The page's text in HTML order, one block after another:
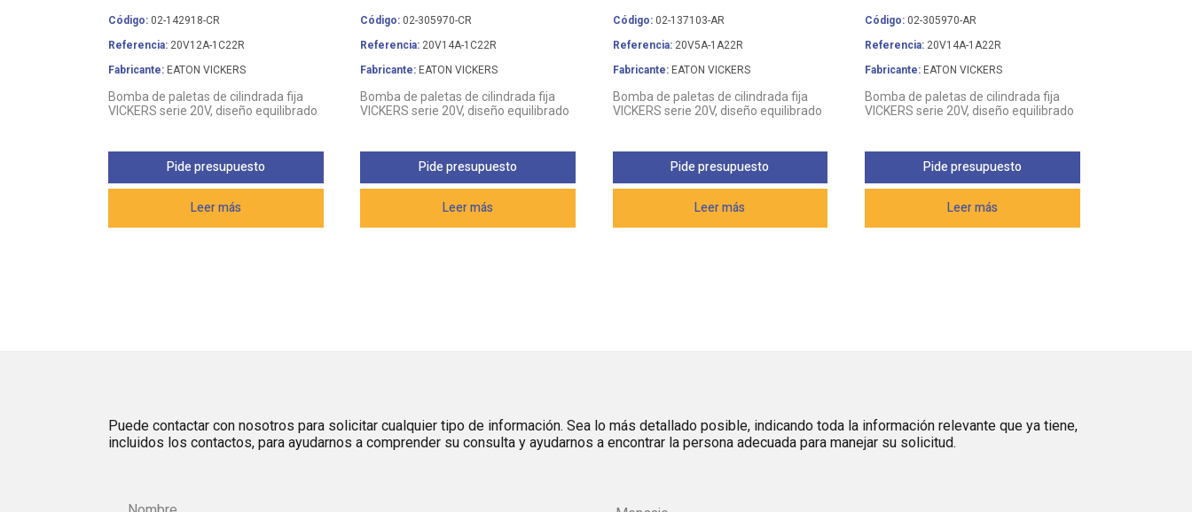
Código: 02-142918-CR
Referencia: 20V12A-1C22R
Fabricante: EATON VICKERS
Bomba de paletas de cilindrada fija
VICKERS serie 20V, diseño equilibrado
Leer más
Pide presupuesto
Código: 02-305970-CR
Referencia: 20V14A-1C22R
Fabricante: EATON VICKERS
Bomba de paletas de cilindrada fija
VICKERS serie 20V, diseño equilibrado
Leer más
Pide presupuesto
Código:02-137103-AR
Referencia:20V5A-1A22R
Fabricante:EATON VICKERS
Bomba de paletas de cilindrada fija
VICKERS serie 20V, diseño equilibrado
Leer más
Pide presupuesto
Código: 02-305970-AR
Referencia: 20V14A-1A22R
Fabricante: EATON VICKERS
Bomba de paletas de cilindrada fija
VICKERS serie 20V, diseño equilibrado
Leer más
Pide presupuesto
Puede contactar con nosotros para solicitar cualquier tipo de información. Sea lo más detallado posible, indicando toda la información relevante que ya tiene,
incluidos los contactos, para ayudarnos a comprender su consulta y ayudarnos a encontrar la persona adecuada para manejar su solicitud.